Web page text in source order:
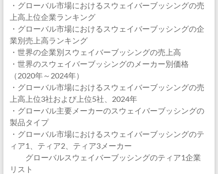
・グローバル市場におけるスウェイバーブッシングの売
上高上位企業ランキング
・グローバル市場におけるスウェイバーブッシングの企
業別売上高ランキング
・世界の企業別スウェイバーブッシングの売上高
・世界のスウェイバーブッシングのメーカー別価格
（2020年～2024年）
・グローバル市場におけるスウェイバーブッシングの売
上高上位3社および上位5社、2024年
・グローバル主要メーカーのスウェイバーブッシングの
製品タイプ
・グローバル市場におけるスウェイバーブッシングのテ
ィア1、ティア2、ティア3メーカー
グローバルスウェイバーブッシングのティア1企業
リスト